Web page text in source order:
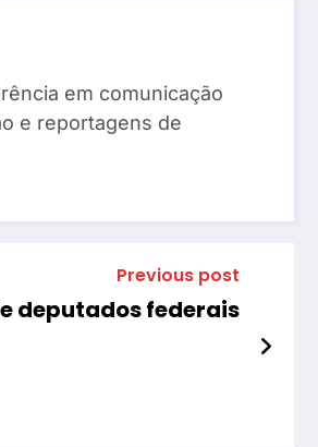
em comunicação
e reportagens de
Previous post
deputados federais